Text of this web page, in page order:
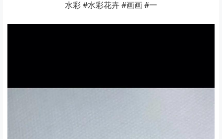
水彩 #水彩花卉 #画画 #一